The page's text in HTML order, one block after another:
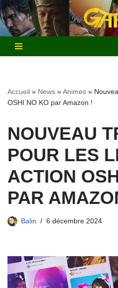
Aller
au
contenu
Accueil » News »Animes »
OSHI NO KO par Amazon !
NOUVEAU
POUR LES
ACTION
PAR
Balin 6 décembre 2024